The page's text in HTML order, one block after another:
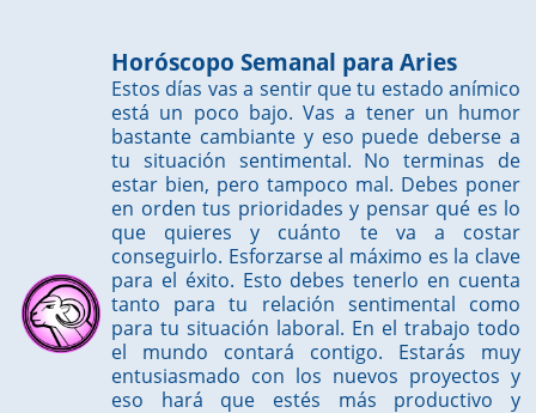
Horóscopo Semanal para Aries
Estos días vas a sentir que tu estado anímico
está un poco bajo. Vas a tener un humor
bastante cambiante y eso puede deberse a
tu situación sentimental. No terminas de
estar bien, pero tampoco mal. Debes poner
en orden tus prioridades y pensar qué es lo
que quieres y cuánto te va a costar
conseguirlo. Esforzarse al máximo es la clave
para el éxito. Esto debes tenerlo en cuenta
tanto para tu relación sentimental como
para tu situación laboral. En el trabajo todo
el mundo contará contigo. Estarás muy
entusiasmado con los nuevos proyectos y
eso hará que estés más productivo y